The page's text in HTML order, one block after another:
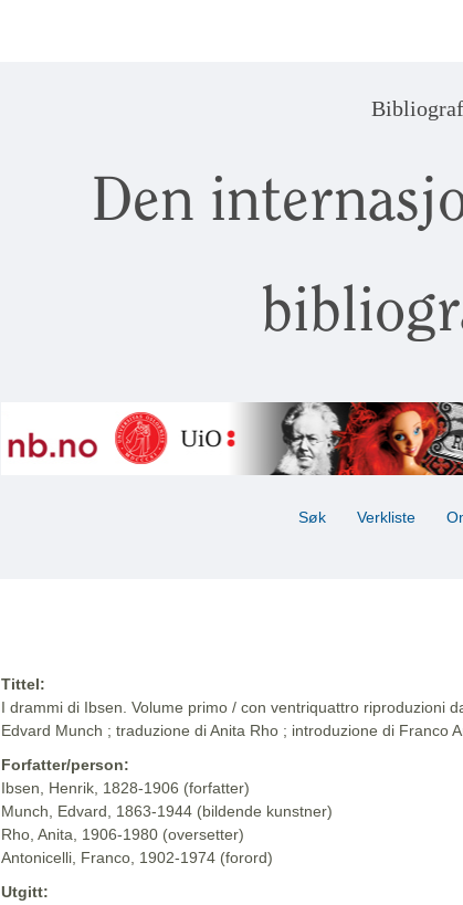
Den
Søk Verkliste
Tittel:
I drammi di Ibsen. Volume primo / con ventriquattro riproduzioni
Edvard Munch ; traduzione di Anita Rho ; introduzione di Franco
Forfatter/person:
Ibsen, Henrik, 1828-1906 (forfatter)
Munch, Edvard, 1863-1944 (bildende kunstner)
Rho, Anita, 1906-1980 (oversetter)
Antonicelli, Franco, 1902-1974 (forord)
Utgitt: